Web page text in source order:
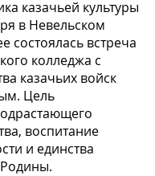
казачьей культуры
в Невельском
состоялась встреча
колледжа с
казачьих войск
Цель
воспитание
и единства